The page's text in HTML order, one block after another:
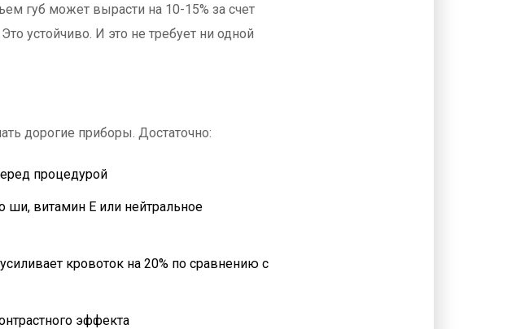
губ может вырасти на 10-15% за счет
устойчиво. И это не требует ни одной
дорогие приборы. Достаточно:
процедурой
витамин Е или нейтральное
кровоток на 20% по сравнению с
эффекта